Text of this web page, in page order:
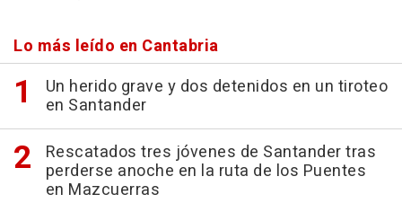
Lo más leído en Cantabria
Un herido grave y dos detenidos en un tiroteo
en Santander
Rescatados tres jóvenes de Santander tras
perderse anoche en la ruta de los Puentes
en Mazcuerras